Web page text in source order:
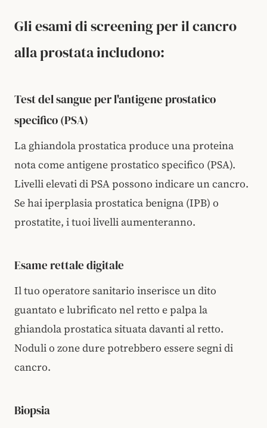
Gli esami di screening per il cancro
alla prostata includono:
Test del sangue per l'antigene prostatico
specifico (PSA)
La ghiandola prostatica produce una proteina
nota come antigene prostatico specifico (PSA).
Livelli elevati di PSA possono indicare un cancro.
Se hai iperplasia prostatica benigna (IPB) o
prostatite, i tuoi livelli aumenteranno.
Esame rettale digitale
Il tuo operatore sanitario inserisce un dito
guantato e lubrificato nel retto e palpa la
ghiandola prostatica situata davanti al retto.
Noduli o zone dure potrebbero essere segni di
cancro.
Biopsia